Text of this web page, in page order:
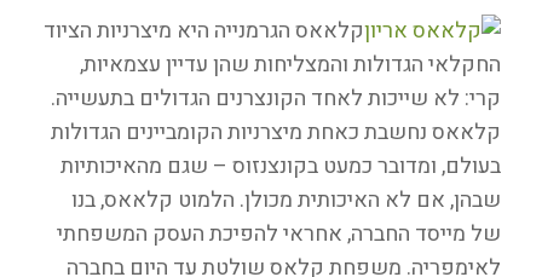
קלאאס הגרמנייה היא מיצרניות הציוד
החקלאי הגדולות והמצליחות שהן עדיין עצמאיות,
קרי: לא שייכות לאחד הקונצרנים הגדולים בתעשייה.
קלאאס נחשבת כאחת מיצרניות הקומביינים הגדולות
בעולם, ומדובר כמעט בקונצנזוס – שגם מהאיכותיות
שבהן, אם לא האיכותית מכולן. הלמוט קלאאס, בנו
של מייסד החברה, אחראי להפיכת העסק המשפחתי
לאימפריה. משפחת קלאס שולטת עד היום בחברה